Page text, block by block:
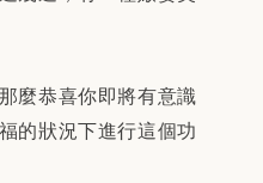
麼恭喜你即將有意識
的狀況下進行這個功